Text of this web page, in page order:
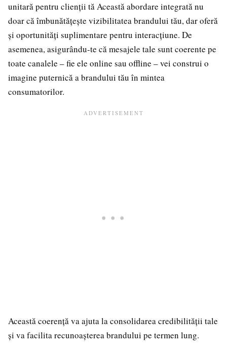
unitară pentru clienții tă Această abordare integrată nu
doar că îmbunătățește vizibilitatea brandului tău, dar oferă
și oportunități suplimentare pentru interacțiune. De
asemenea, asigurându-te că mesajele tale sunt coerente pe
toate canalele – fie ele online sau offline – vei construi o
imagine puternică a brandului tău în mintea
consumatorilor.
Această coerență va ajuta la consolidarea credibilității tale
și va facilita recunoașterea brandului pe termen lung.